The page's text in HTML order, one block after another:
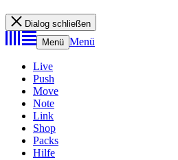
Dialog schließen
Menü Menü
Live
Push
Move
Note
Link
Shop
Packs
Hilfe